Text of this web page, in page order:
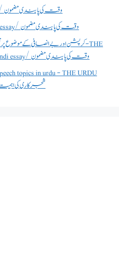
waqt ki pabandi essay/ وقت کی پابندی مضمون
waqt ki pabandi essay/ وقت کی پابندی مضمون
waqt ki pabandi essay/ وقت کی پابندی مضمون
topics in urdu - THE URDU
شجرکاری کی